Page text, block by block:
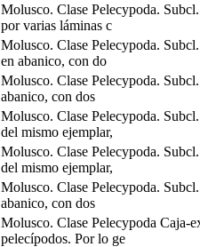
Molusco. Clase Pelecypoda.
por varias láminas c
Molusco. Clase Pelecypoda.
en abanico, con do
Molusco. Clase Pelecypoda.
abanico, con dos
Molusco. Clase Pelecypoda.
del mismo ejemplar,
Molusco. Clase Pelecypoda.
del mismo ejemplar,
Molusco. Clase Pelecypoda.
abanico, con dos
Molusco. Clase Pelecypoda Caja-
pelecípodos. Por lo ge